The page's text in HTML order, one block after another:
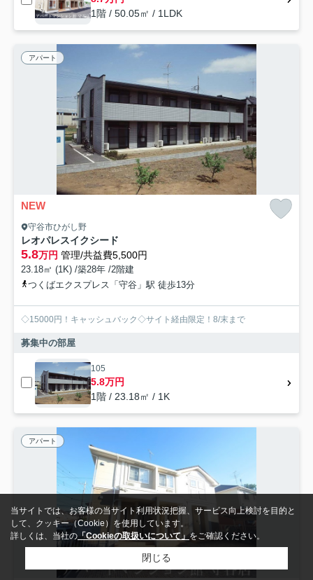
1階 / 50.05㎡ / 1LDK
アパート
NEW
守谷市ひがし野
レオパレスイクシード
5.8万円 管理/共益費5,500円
23.18㎡ (1K) /築28年 /2階建
つくばエクスプレス「守谷」駅 徒歩13分
◇15000円！キャッシュバック◇サイト経由限定！8/末まで
募集中の部屋
105
5.8万円
1階 / 23.18㎡ / 1K
アパート
当サイトでは、お客様の当サイト利用状況把握、サービス向上検討を目的と
して、クッキー（Cookie）を使用しています。
詳しくは、当社の 「Cookieの取扱いについて」をご確認ください。
閉じる